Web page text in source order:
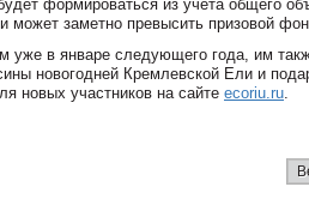
формироваться из учета общего
может заметно превысить призовой
уже в январе следующего года, им
новогодней Кремлевской Ели и
новых участников на сайте ecoriu.ru